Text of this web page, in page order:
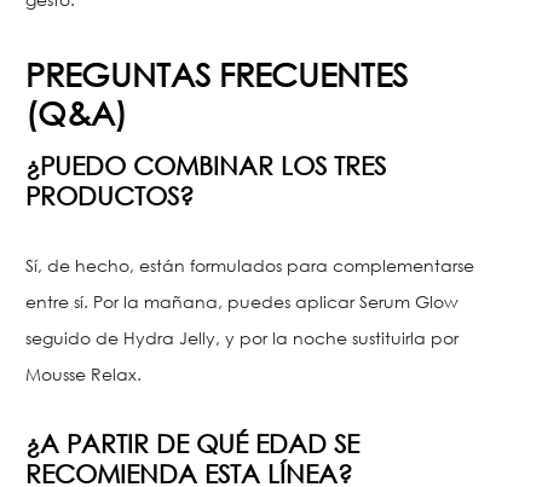
PREGUNTAS FRECUENTES
(Q&A)
¿PUEDO COMBINAR LOS TRES
PRODUCTOS?
Sí, de hecho, están formulados para complementarse
entre sí. Por la mañana, puedes aplicar Serum Glow
seguido de Hydra Jelly, y por la noche sustituirla por
Mousse Relax.
¿A PARTIR DE QUÉ EDAD SE
RECOMIENDA ESTA LÍNEA?